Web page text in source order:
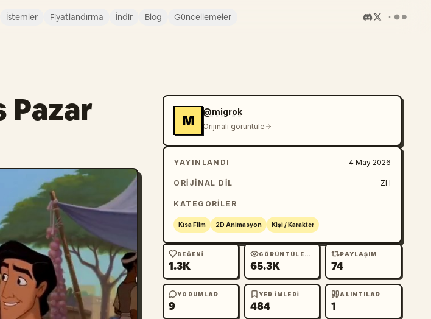
İstemler Fiyatlandırma İndir Blog Güncellemeler
Pazar M
@migrok
Orijinali görüntüle
YAYINLANDI 4 May 2026
ORIJINAL DIL ZH
KATEGORILER
Kısa Film 2D Animasyon Kişi / Karakter
BEĞENI
1.3K
GÖRÜNTÜLEME
65.3K
PAYLAŞIM
74
YORUMLAR
9
YER IMLERI
484
ALINTILAR
1